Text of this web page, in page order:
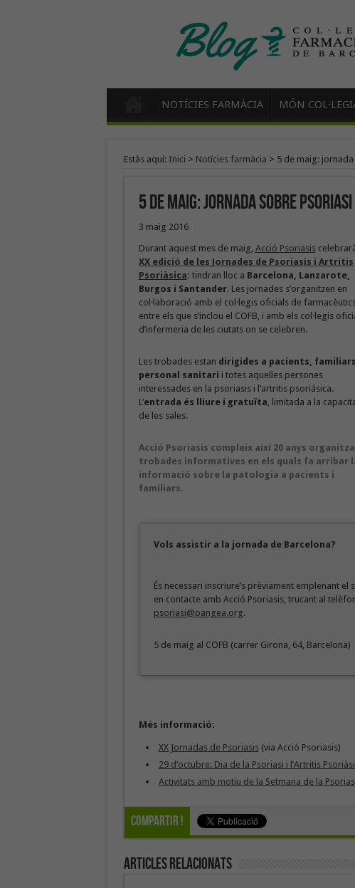
NOTÍCIES FARMÀCIA MÓN
Estàs aquí: Inici > Notícies farmàcia > 5 de maig:
5 de maig: jornada sobre
3 maig 2016
Durant aquest mes de maig, Acció Psoriasis
XX edició de les Jornades de Psoriasis i Artritis
Psoriàsica: tindran lloc a Barcelona, Lanzarote,
Burgos i Santander. Les jornades s’organitzen en
col·laboració amb el col·legis oficials de
entre els que s’inclou el COFB, i amb els col·legis
d’infermeria de les ciutats on se celebren.
Les trobades estan dirigides a pacients,
personal sanitari i totes aquelles persones
interessades en la psoriasis i l’artritis psoriásica.
L’entrada és lliure i gratuïta, limitada a la
de les sales.
Acció Psoriasis compleix així 20 anys
trobades informatives en els quals fa arribar
informació sobre la patologia a pacients i
familiars.
Vols assistir a la jornada de Barcelona?
És necessari inscriure’s prèviament emplenant el
en contacte amb Acció Psoriasis, trucant al
psoriasi@pangea.org.
5 de maig al COFB (carrer Girona, 64, Barcelona)
Més informació:
XX Jornadas de Psoriasis(via Acció Psoriasis)
29 d’octubre: Dia de la Psoriasi i l’Artritis
Activitats amb motiu de la Setmana de la
Compartir !
Articles Relacionats